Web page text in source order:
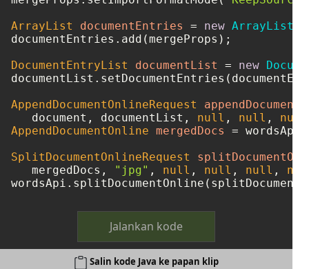
ArrayList
documentEntries = new ArrayList
documentEntries.add(mergeProps);
DocumentEntryList
documentList = new
AppendDocumentOnlineRequest
   document, documentList,
null , null , null
AppendDocumentOnline mergedDocs =
SplitDocumentOnlineRequest
   mergedDocs,
"jpg" , null , null , null ,
Jalankan kode
Salin kode Java ke papan klip